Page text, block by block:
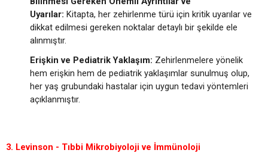
Uyarılar: Kitapta, her zehirlenme türü için kritik uyarılar ve
dikkat edilmesi gereken noktalar detaylı bir şekilde ele
alınmıştır.
Erişkin ve Pediatrik Yaklaşım: Zehirlenmelere yönelik
hem erişkin hem de pediatrik yaklaşımlar sunulmuş olup,
her yaş grubundaki hastalar için uygun tedavi yöntemleri
açıklanmıştır.
3. Levinson - Tıbbi Mikrobiyoloji ve İmmünoloji